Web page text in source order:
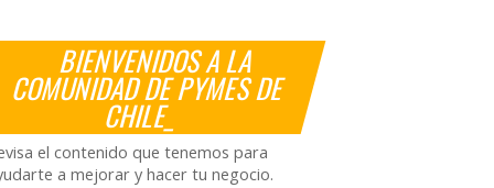
BIENVENIDOS A LA
COMUNIDAD DE PYMES DE
CHILE_
el contenido que tenemos para
a mejorar y hacer tu negocio.